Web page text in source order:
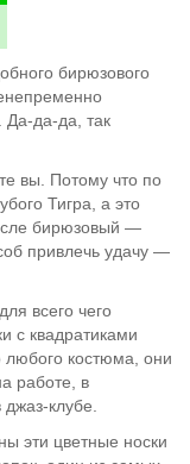
бирюзового
Да-да-да, так
вы. Потому что по
Тигра, а это
бирюзовый —
привлечь удачу —
всего чего
с квадратиками
костюма, они
работе, в
клубе.
эти цветные носки